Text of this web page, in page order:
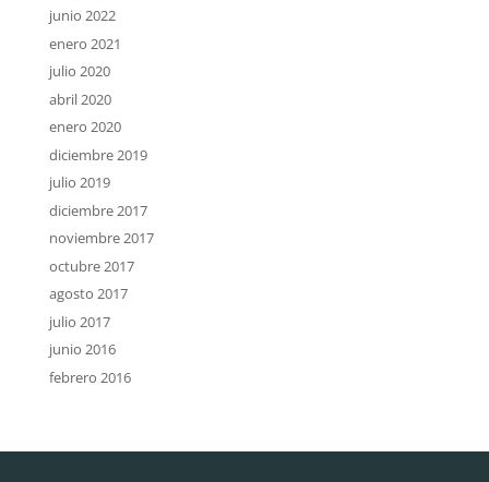
junio 2022
enero 2021
julio 2020
abril 2020
enero 2020
diciembre 2019
julio 2019
diciembre 2017
noviembre 2017
octubre 2017
agosto 2017
julio 2017
junio 2016
febrero 2016